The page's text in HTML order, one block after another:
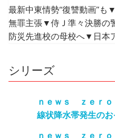
最新中東情勢“復讐動画”
無罪主張▼侍Ｊ準々決勝の
防災先進校の母校へ▼日本
シリーズ
ｎｅｗｓ ｚｅｒ
線状降水帯発生の
ｎｅｗｓ ｚｅｒ